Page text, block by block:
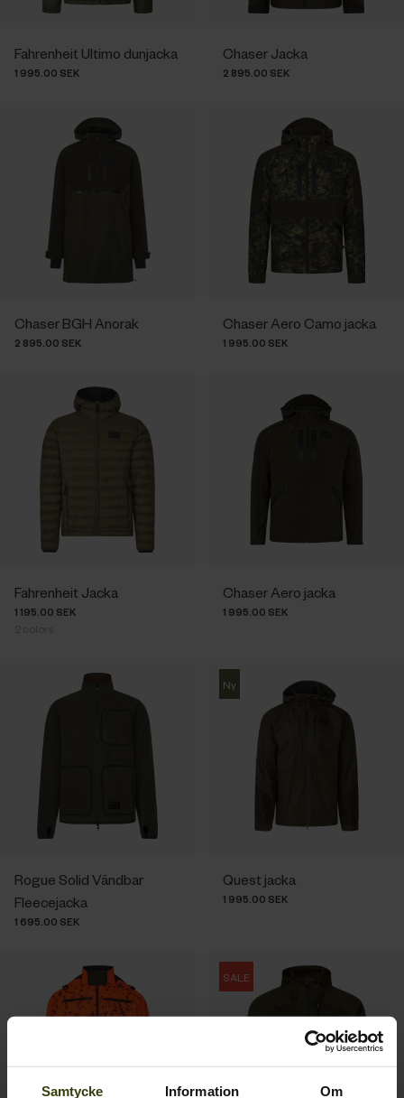
Samtycke Information Om
Fahrenheit Ultimo dunjacka
1 995.00 SEK
Chaser Jacka
2 895.00 SEK
Chaser BGH Anorak
2 895.00 SEK
Chaser Aero Camo jacka
1 995.00 SEK
Fahrenheit Jacka
1 195.00 SEK
Chaser Aero jacka
1 995.00 SEK
Rogue Solid Vändbar
Fleecejacka
1 695.00 SEK
Ny
Quest jacka
1 995.00 SEK
SALE